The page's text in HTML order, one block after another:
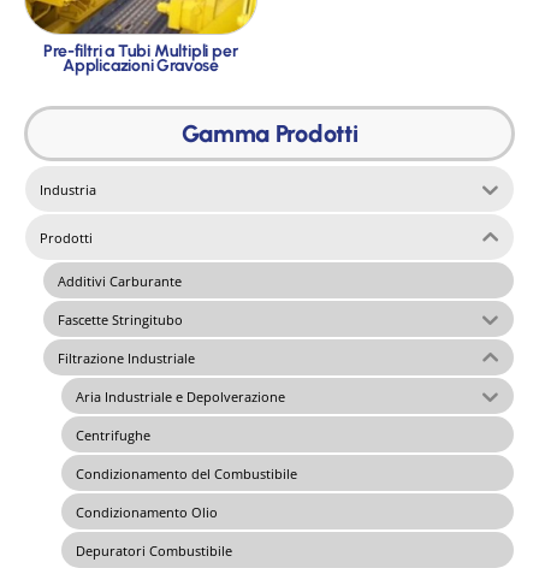
Gamma Prodotti
Industria
Prodotti
Additivi Carburante
Fascette Stringitubo
Filtrazione Industriale
Aria Industriale e Depolverazione
Centrifughe
Condizionamento del Combustibile
Condizionamento Olio
Depuratori Combustibile
Pre-filtri a Tubi Multipli per
Applicazioni Gravose